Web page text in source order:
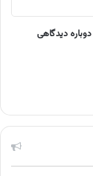
دیدگاهی